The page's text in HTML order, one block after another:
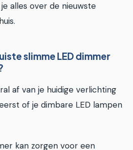
alles over de nieuwste
slimme LED dimmer
af van je huidige verlichting
of je dimbare LED lampen
kan zorgen voor een